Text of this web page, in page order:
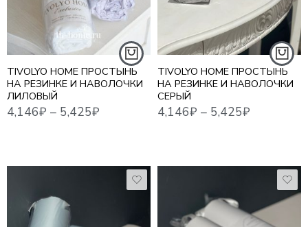
TIVOLYO HOME ПРОСТЫНЬ
НА РЕЗИНКЕ И НАВОЛОЧКИ
ЛИЛОВЫЙ
4,146₽–5,425₽
160*200 СМ
180*200 СМ
TIVOLYO HOME ПРОСТЫНЬ
НА РЕЗИНКЕ И НАВОЛОЧКИ
СЕРЫЙ
4,146₽–5,425₽
180*200 СМ